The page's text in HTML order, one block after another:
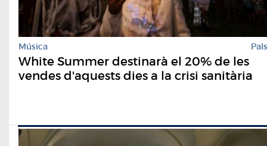
Música Pals
White Summer destinarà el 20% de les
vendes d'aquests dies a la crisi sanitària